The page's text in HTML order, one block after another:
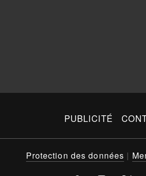
PUBLICITÉ
Protection des données |